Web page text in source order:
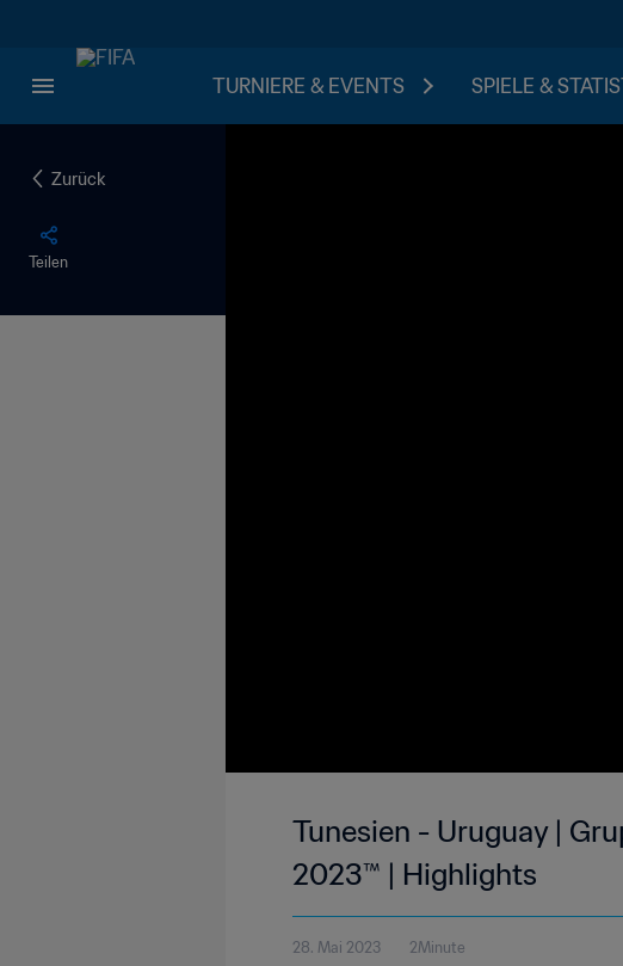
TURNIERE & EVENTS SPIELE &
Zurück
Teilen
Tunesien - Uruguay |
2023™ | Highlights
28. Mai 2023 2Minute